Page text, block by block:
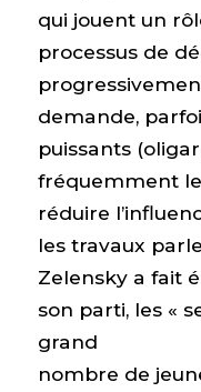
qui jouent un
processus de
demande,
puissants
fréquemment
réduire
les travaux
Zelensky a fait
son parti, les «
grand
nombre de